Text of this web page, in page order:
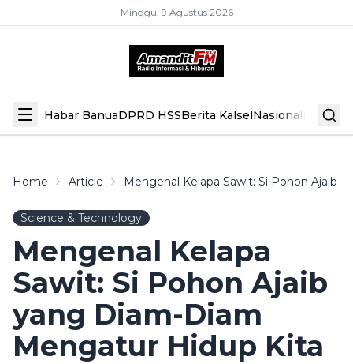
Minggu, 9 Agustus 2026
Habar BanuaDPRD HSSBerita KalselNasional Hiburan
Home Article Mengenal Kelapa Sawit: Si Pohon Ajaib
Science & Technology
Mengenal Kelapa
Sawit: Si Pohon Ajaib
yang Diam-Diam
Mengatur Hidup Kita